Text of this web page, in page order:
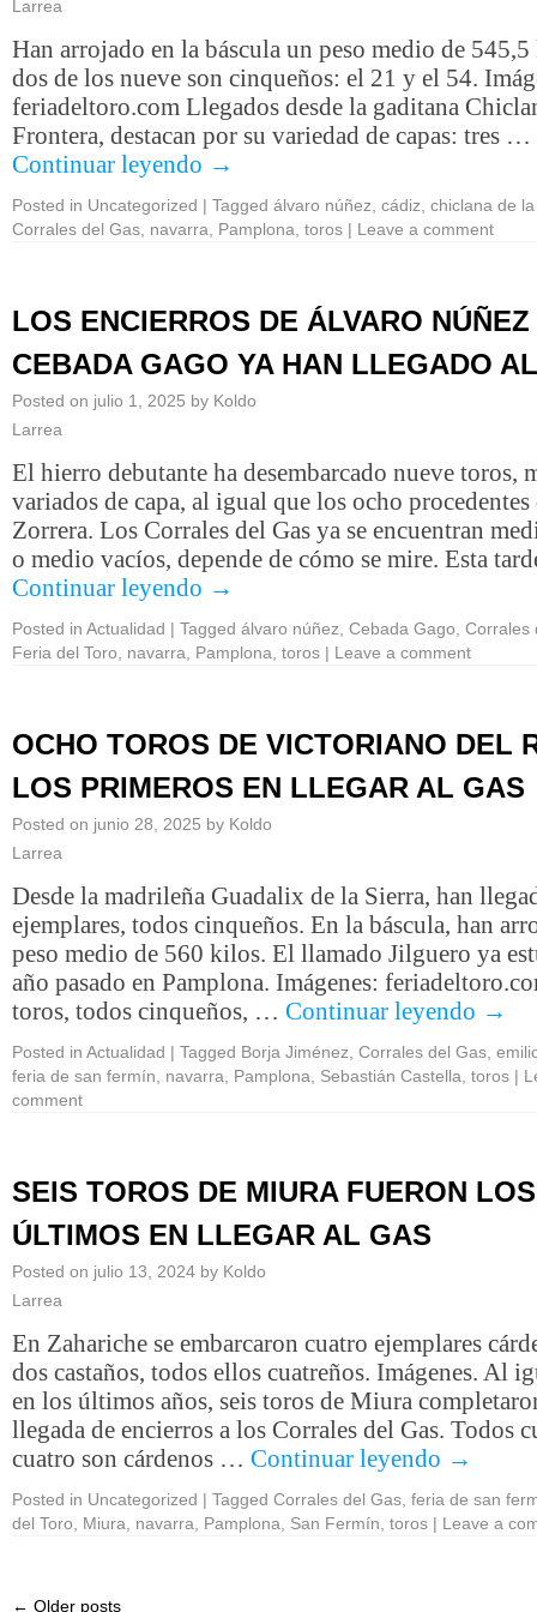
Larrea
Han arrojado en la báscula un peso medio de
dos de los nueve son cinqueños: el 21 y el 54.
feriadeltoro.com Llegados desde la gaditana
Frontera, destacan por su variedad de capas: tres …
Continuar leyendo →
Posted in Uncategorized | Tagged álvaro núñez cádiz chiclana de
Corrales del Gas navarra Pamplona toros | Leave a comment
LOS ENCIERROS DE ÁLVARO NÚÑEZ
CEBADA GAGO YA HAN LLEGADO
Posted on julio 1, 2025 by Koldo
Larrea
El hierro debutante ha desembarcado nueve toros,
variados de capa, al igual que los ocho procedentes
Zorrera. Los Corrales del Gas ya se encuentran
o medio vacíos, depende de cómo se mire. Esta
Continuar leyendo →
Posted in Actualidad | Tagged álvaro núñez Cebada Gago Corrales
Feria del Toro
navarra Pamplona toros | Leave a comment
OCHO TOROS DE VICTORIANO DEL
LOS PRIMEROS EN LLEGAR AL GAS
Posted on junio 28, 2025 by Koldo
Larrea
Desde la madrileña Guadalix de la Sierra, han
ejemplares, todos cinqueños. En la báscula, han
peso medio de 560 kilos. El llamado Jilguero ya
año pasado en Pamplona. Imágenes:
toros, todos cinqueños, … Continuar leyendo →
Posted in Actualidad | Tagged Borja Jiménez Corrales del Gas
feria de san fermín
navarra Pamplona Sebastián Castella toros |
comment
SEIS TOROS DE MIURA FUERON LOS
ÚLTIMOS EN LLEGAR AL GAS
Posted on julio 13, 2024 by Koldo
Larrea
En Zahariche se embarcaron cuatro ejemplares
dos castaños, todos ellos cuatreños. Imágenes. Al
en los últimos años, seis toros de Miura
llegada de encierros a los Corrales del Gas. Todos
cuatro son cárdenos … Continuar leyendo →
Posted in Uncategorized | Tagged Corrales del Gas feria de san
del Toro
Miura navarra Pamplona San Fermín toros | Leave a
← Older posts